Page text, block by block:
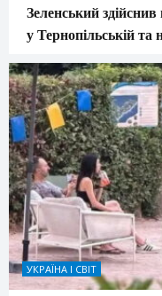
Зеленський
у Тернопільській та
УКРАЇНА І СВІТ